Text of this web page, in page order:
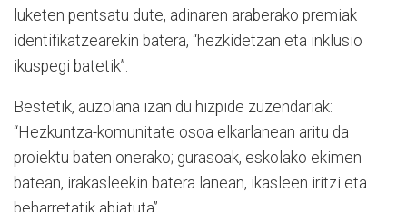
luketen pentsatu dute, adinaren araberako premiak
identifikatzearekin batera, “hezkidetzan eta inklusio
ikuspegi batetik”.
Bestetik, auzolana izan du hizpide zuzendariak:
“Hezkuntza-komunitate osoa elkarlanean aritu da
proiektu baten onerako; gurasoak, eskolako ekimen
batean, irakasleekin batera lanean, ikasleen iritzi eta